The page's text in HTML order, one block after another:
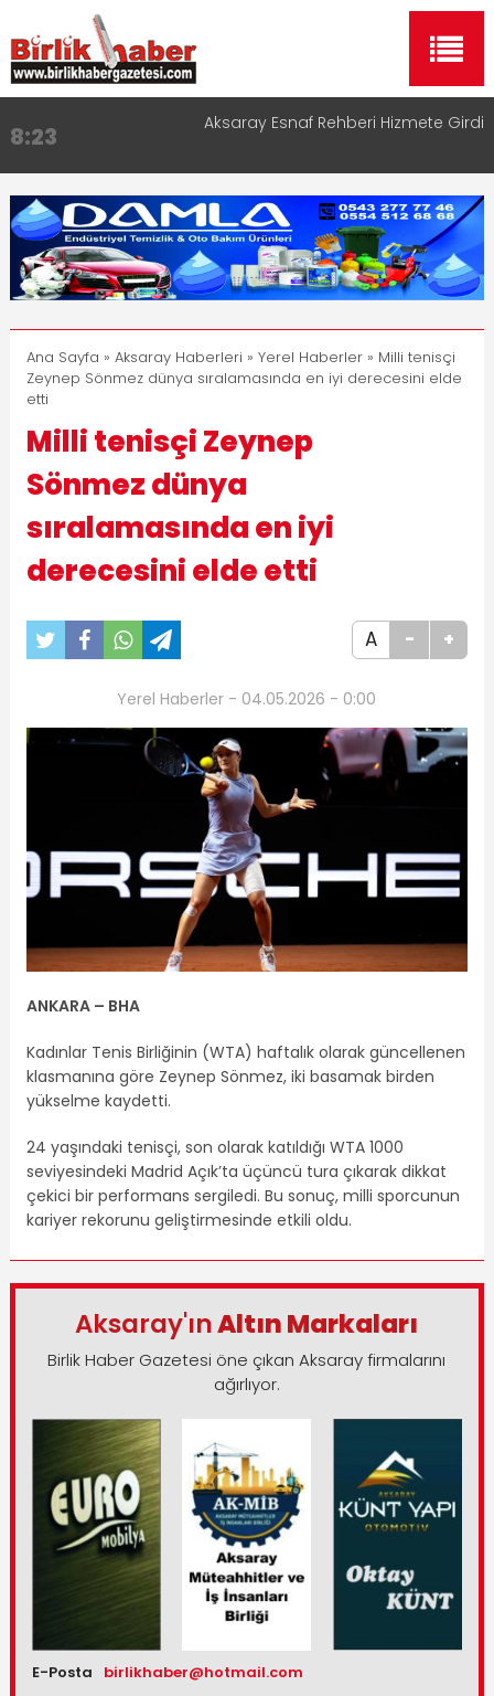
8:23 Aksaray Esnaf Rehberi Hizmete Girdi
11:30
Birlikhaber.com Yayın Hayatına Başladı | Hızlı ve
Akıllı Haber Platformu
13:33 Taşımacılıkta Dijital Devrim: Rota Sepetim
17:15
Aksaray OSB Bölge Müdürü Makam Koltuğunu
Çocuklara Bıraktı
16:00
Aksaray Esnaf Rehberi ile Google ve Yapay Zeka
Aramalarında Öne Çıkın
Ana Sayfa » Aksaray Haberleri » Yerel Haberler» Milli tenisçi
Zeynep Sönmez dünya sıralamasında en iyi derecesini elde
etti
Milli tenisçi Zeynep
Sönmez dünya
sıralamasında en iyi
derecesini elde etti
A - +
Yerel Haberler - 04.05.2026 - 0:00
ANKARA – BHA
Kadınlar Tenis Birliğinin (WTA) haftalık olarak güncellenen
klasmanına göre Zeynep Sönmez, iki basamak birden
yükselme kaydetti.
24 yaşındaki tenisçi, son olarak katıldığı WTA 1000
seviyesindeki Madrid Açık’ta üçüncü tura çıkarak dikkat
çekici bir performans sergiledi. Bu sonuç, milli sporcunun
kariyer rekorunu geliştirmesinde etkili oldu.
Aksaray'ınAltın Markaları
Birlik Haber Gazetesi öne çıkan Aksaray firmalarını
ağırlıyor.
E-Posta birlikhaber@hotmail.com